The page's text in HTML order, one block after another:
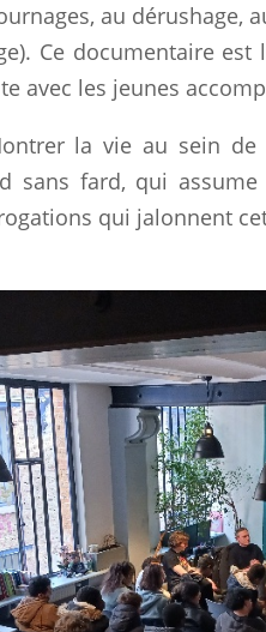
au dérushage,
Ce documentaire
avec les jeunes
la vie au sein
sans fard, qui
qui jalonnent